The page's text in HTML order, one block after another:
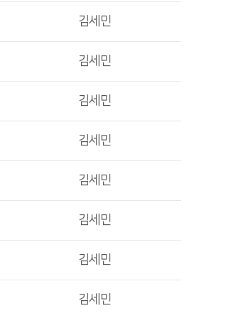
김세민
김세민
김세민
김세민
김세민
김세민
김세민
김세민